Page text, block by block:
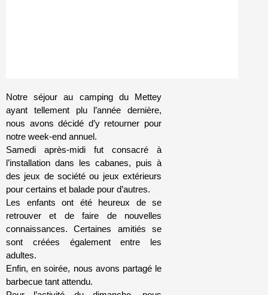
Notre séjour au camping du Mettey
ayant tellement plu l’année dernière,
nous avons décidé d’y retourner pour
notre week-end annuel.
Samedi après-midi fut consacré à
l’installation dans les cabanes, puis à
des jeux de société ou jeux extérieurs
pour certains et balade pour d’autres.
Les enfants ont été heureux de se
retrouver et de faire de nouvelles
connaissances. Certaines amitiés se
sont créées également entre les
adultes.
Enfin, en soirée, nous avons partagé le
barbecue tant attendu.